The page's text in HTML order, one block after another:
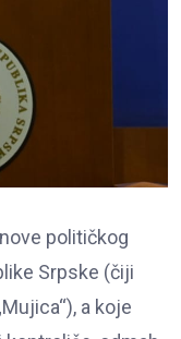
političkog
Srpske (čiji
a koje